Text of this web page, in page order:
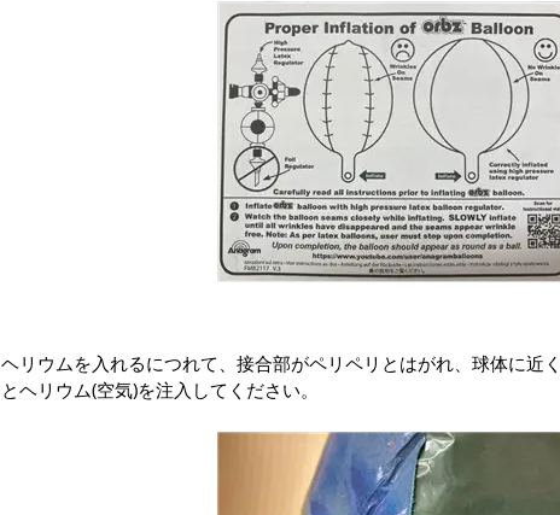
ヘリウムを入れるにつれて、接合部がペリペリとはがれ、球体に近
とヘリウム(空気)を注入してください。